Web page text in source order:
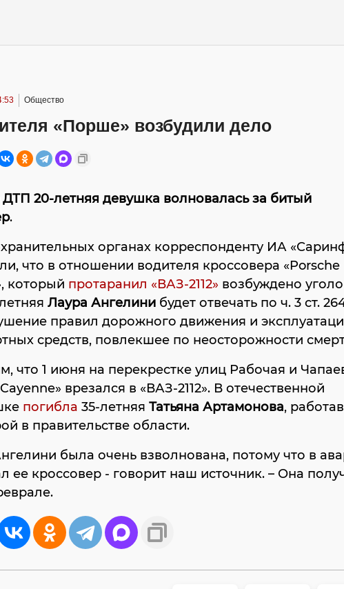
Общество
«Порше» возбудили дело
ДТП 20-летняя девушка волновалась за битый
.
органах корреспонденту ИА
что в отношении водителя кроссовера «Porsche
который протаранил «ВАЗ-2112» возбуждено
Лаура Ангелини будет отвечать по ч. 3 ст.
правил дорожного движения и
средств, повлекшее по неосторожности
что 1 июня на перекрестке улиц Рабочая и
врезался в «ВАЗ-2112». В отечественной
погибла 35-летняя Татьяна Артамонова,
в правительстве области.
была очень взволнована, потому что в
ее кроссовер - говорит наш источник. – Она